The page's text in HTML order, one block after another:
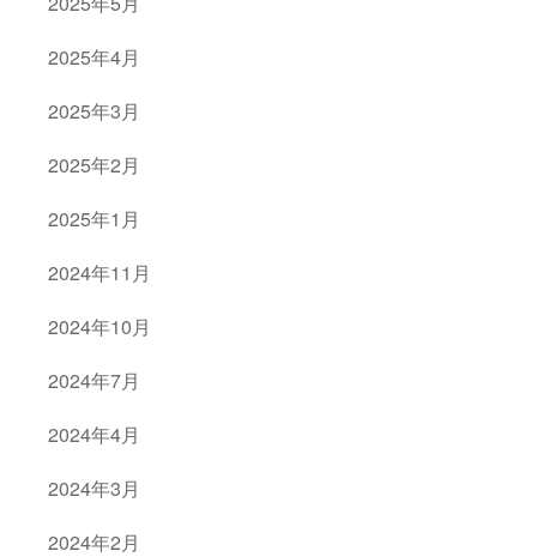
2025年4月
2025年3月
2025年2月
2025年1月
2024年11月
2024年10月
2024年7月
2024年4月
2024年3月
2024年2月